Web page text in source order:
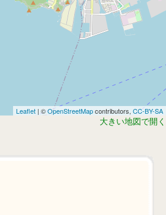
Leaflet | ©OpenStreetMapcontributors, CC-BY-SA
大きい地図で開く